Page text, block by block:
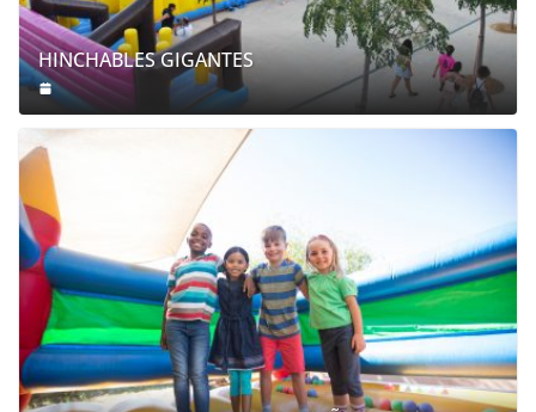
HINCHABLES GIGANTES